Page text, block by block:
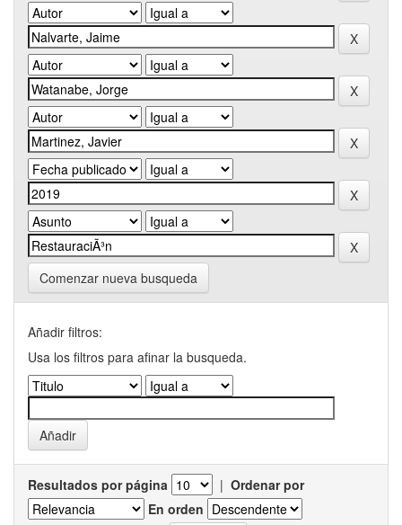
Comenzar nueva busqueda
Añadir filtros:
Usa los filtros para afinar la busqueda.
Resultados por página | Ordenar por
En orden